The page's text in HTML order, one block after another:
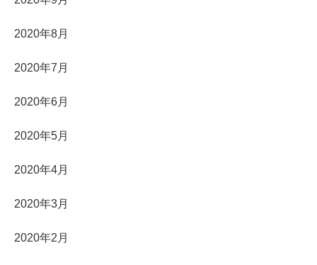
2020年8月
2020年7月
2020年6月
2020年5月
2020年4月
2020年3月
2020年2月